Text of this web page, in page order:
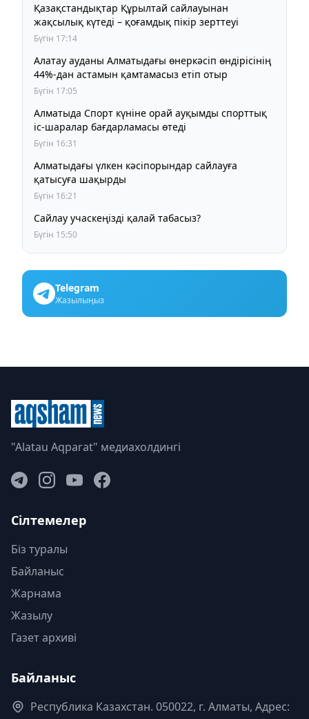
Қазақстандықтар Құрылтай сайлауынан
жақсылық күтеді – қоғамдық пікір зерттеуі
Бүгін 17:14
Алатау ауданы Алматыдағы өнеркәсіп өндірісінің
44%-дан астамын қамтамасыз етіп отыр
Бүгін 17:05
Алматыда Спорт күніне орай ауқымды спорттық
іс-шаралар бағдарламасы өтеді
Бүгін 16:31
Алматыдағы үлкен кәсіпорындар сайлауға
қатысуға шақырды
Бүгін 16:21
Сайлау учаскеңізді қалай табасыз?
Бүгін 15:50
Telegram
Жазылыңыз
"Alatau Aqparat" медиахолдингі
Сілтемелер
Біз туралы
Байланыс
Жарнама
Жазылу
Газет архиві
Байланыс
Республика Казахстан. 050022, г. Алматы, Адрес: